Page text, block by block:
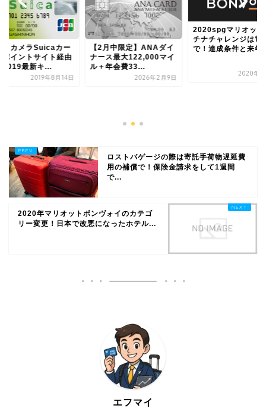
クカメラSuicaカー
ポイントサイト経由
2019最新キ...
2019年8月14日
【2月中限定】ANAダイ
ナース最大122,000マイ
ル＋年会費33...
2026年2月9日
2020spgマリオット
チナチャレンジは電
で！達成条件と来年
2020年1
ロストバゲージの際は寄託手荷物遅延費
用の補償で！保険金請求をして1週間
で...
2020年マリオットボンヴォイのカテゴ
リー変更！日本で改悪になったホテル...
エフマイ